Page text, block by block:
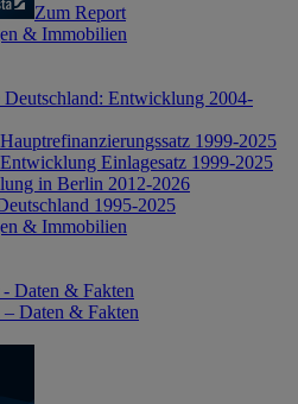
Zum Report
& Immobilien
Entwicklung 2004-
1999-2025
Einlagesatz 1999-2025
in Berlin 2012-2026
1995-2025
& Immobilien
Daten & Fakten
Daten & Fakten